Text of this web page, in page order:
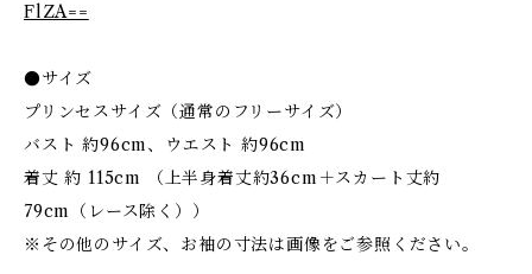
FlZA==
●サイズ
プリンセスサイズ（通常のフリーサイズ）
バスト 約96cm、ウエスト 約96cm
着丈 約 115cm （上半身着丈約36cm＋スカート丈約
79cm（レース除く））
※その他のサイズ、お袖の寸法は画像をご参照ください。